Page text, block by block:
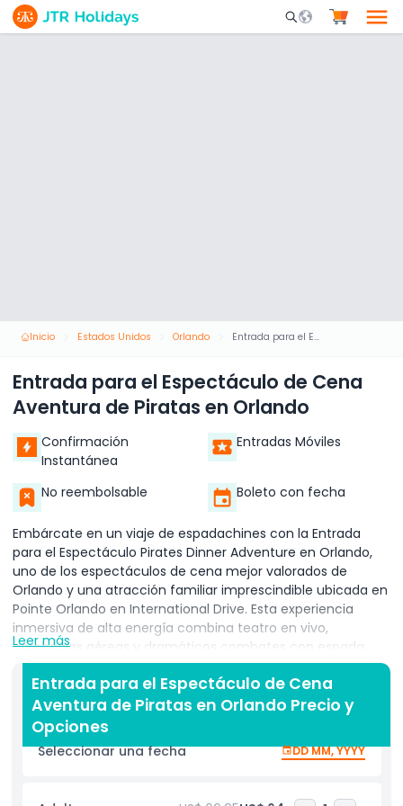
Mobile Search
Inicio Estados Unidos Orlando Entrada para el Espectáculo de Cena Aventura de Piratas en Orlando
Entrada para el Espectáculo de Cena
Aventura de Piratas en Orlando
Confirmación
Instantánea
Entradas Móviles
No reembolsable Boleto con fecha
Embárcate en un viaje de espadachines con la Entrada
para el Espectáculo Pirates Dinner Adventure en Orlando,
uno de los espectáculos de cena mejor valorados de
Orlando y una atracción familiar imprescindible ubicada en
Pointe Orlando en International Drive. Esta experiencia
inmersiva de alta energía combina teatro en vivo,
acrobacias aéreas y dramáticos combates con espada,
todo realizado a bordo de una impresionante réplica a
escala real de una galeón español del siglo XVIII situada en
una laguna interior de 300,000 galones. Ya sea que viajes
con niños, amigos o estés planeando un evento grupal
especial, Pirates Dinner Adventure Orlando ofrece una
noche llena de aventura, risas y acrobacias impresionantes.
anticipado a la taberna pirata interactiva previa al show,
Leer más
Entrada para el Espectáculo de Cena
Aventura de Piratas en Orlando Precio y
Opciones
Seleccionar una fecha DD MM, YYYY